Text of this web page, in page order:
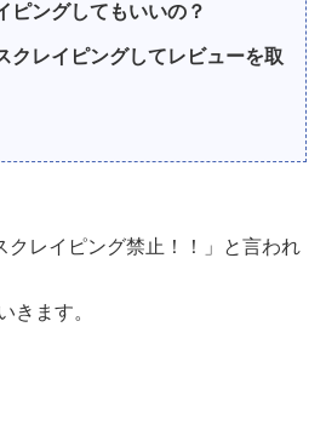
ピングしてもいいの？
クレイピングしてレビューを取
クレイピング禁止！！」と言われ
きます。